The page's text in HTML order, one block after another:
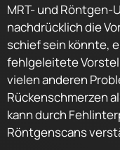
MRT- und
nachdrücklich die
schief sein könnte,
fehlgeleitete
vielen anderen
Rückenschmerzen
kann durch
Röntgenscans